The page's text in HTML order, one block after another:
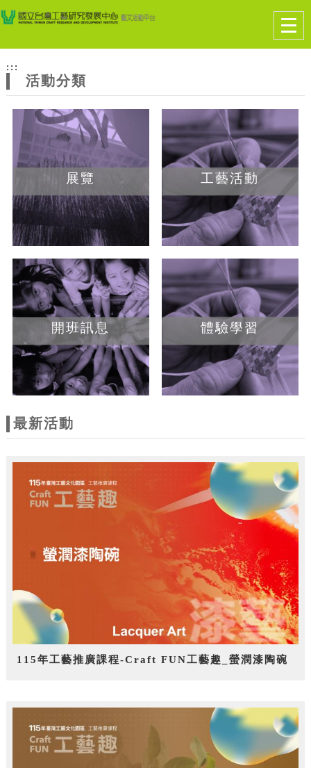
網
站
主
題
跳到主要內容
網站導覽
:::
活動分類
展覽 工藝活動
開班訊息 體驗學習
最新活動
115年工藝推廣課程-Craft FUN工藝趣_螢潤漆陶碗